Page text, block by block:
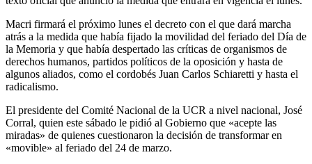
Macri firmará el próximo lunes el decreto con el que dará marcha
atrás a la medida que había fijado la movilidad del feriado del Día de
la Memoria y que había despertado las críticas de organismos de
derechos humanos, partidos políticos de la oposición y hasta de
algunos aliados, como el cordobés Juan Carlos Schiaretti y hasta el
radicalismo.
El presidente del Comité Nacional de la UCR a nivel nacional, José
Corral, quien este sábado le pidió al Gobierno que «acepte las
miradas» de quienes cuestionaron la decisión de transformar en
«movible» al feriado del 24 de marzo.